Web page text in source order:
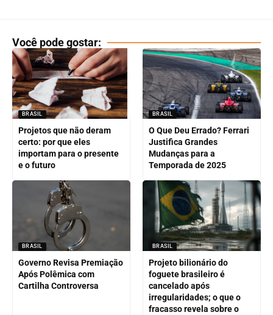
Você pode gostar:
BRASIL
Projetos que não deram
certo: por que eles
importam para o presente
e o futuro
BRASIL
O Que Deu Errado? Ferrari
Justifica Grandes
Mudanças para a
Temporada de 2025
BRASIL
Governo Revisa Premiação
Após Polêmica com
Cartilha Controversa
BRASIL
Projeto bilionário do
foguete brasileiro é
cancelado após
irregularidades; o que o
fracasso revela sobre o